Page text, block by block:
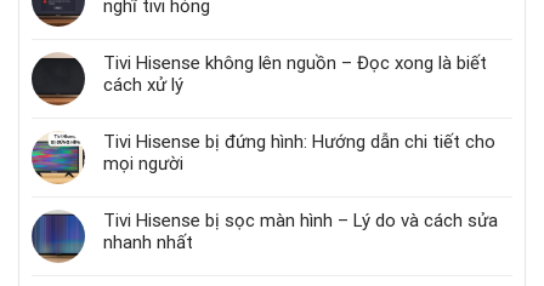
nghĩ tivi hỏng
Tivi Hisense không lên nguồn – Đọc xong là biết
cách xử lý
Tivi Hisense bị đứng hình: Hướng dẫn chi tiết cho
mọi người
Tivi Hisense bị sọc màn hình – Lý do và cách sửa
nhanh nhất